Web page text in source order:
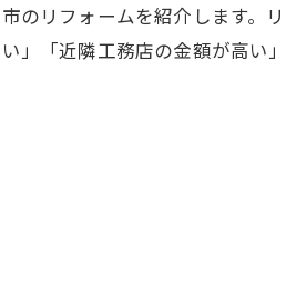
のリフォームを紹介します。
」「近隣工務店の金額が高い